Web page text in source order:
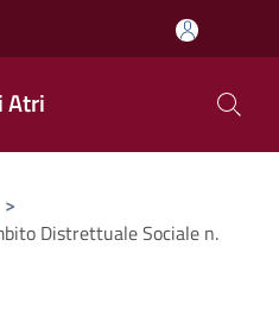
Atri
>
Distrettuale Sociale n.